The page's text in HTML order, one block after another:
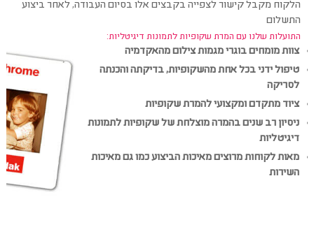
הלקוח מקבל קישור לצפייה בקבצים אלו בסיום העבודה, לאחר ביצוע
התשלום
התועלות שלנו עם המרת שקופיות לתמונות דיגיטליות:
צוות מומחים בוגרי מגמות צילום מהאקדמיה
טיפול ידני בכל אחת מהשקופיות, בדיקתה והכנתה
לסריקה
ציוד מתקדם ומקצועי להמרת שקופיות
ניסיון רב שנים בהמרה מוצלחת של שקופיות לתמונות
דיגיטליות
מאות לקוחות מרוצים מאיכות הביצוע כמו גם מאיכות
השירות